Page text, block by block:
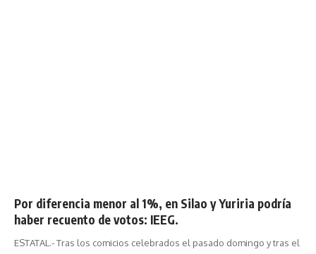
Por diferencia menor al 1%, en Silao y Yuriria podría
haber recuento de votos: IEEG.
ESTATAL.- Tras los comicios celebrados el pasado domingo y tras el